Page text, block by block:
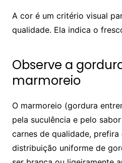
A cor é um critério visual
qualidade. Ela indica o
Observe a
marmoreio
O marmoreio (gordura
pela suculência e pelo
carnes de qualidade,
distribuição uniforme de